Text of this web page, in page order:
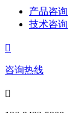
产品咨询
技术咨询

咨询热线
